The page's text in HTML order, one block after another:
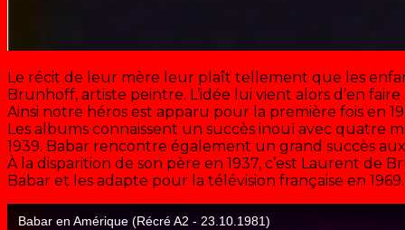
Le récit de leur mère leur plaît tellement que les
Brunhoff, artiste peintre. L’idée lui vient alors d’en
Ainsi notre héros est apparu pour la première fois en
Les albums connaissent un succès inouï avec quatre
1939. Babar rencontre également un grand succès
À la disparition de son père en 1937, c’est Laurent de
Babar et les adapte pour la télévision française en 1969.